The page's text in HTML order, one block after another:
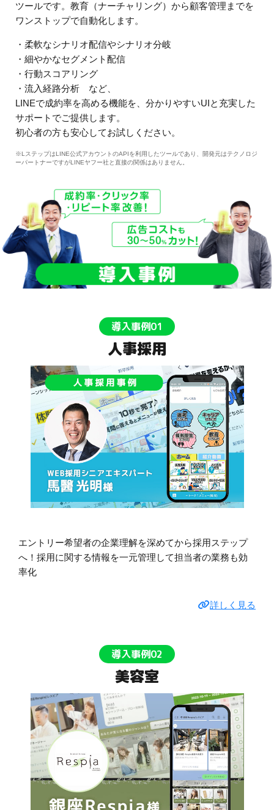
ツールです。教育（ナーチャリング）から顧客管理までを
ワンストップで自動化します。
・柔軟なシナリオ配信やシナリオ分岐
・細やかなセグメント配信
・行動スコアリング
・流入経路分析 など、
LINEで成約率を高める機能を、分かりやすいUIと充実した
サポートでご提供します。
初心者の方も安心してお試しください。
※LステップはLINE公式アカウントのAPIを利用したツールであり、開発元はテクノロジ
ーパートナーですがLINEヤフー社と直接の関係はありません。
導入事例01
人事採用
エントリー希望者の企業理解を深めてから採用ステップ
へ！採用に関する情報を一元管理して担当者の業務も効
率化
詳しく見る
導入事例02
美容室